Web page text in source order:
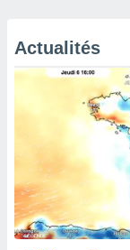
Actualités